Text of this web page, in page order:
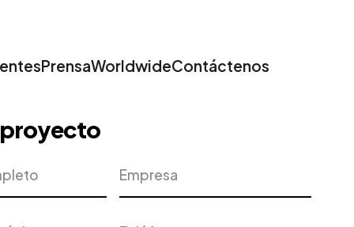
PrensaWorldwideContáctenos